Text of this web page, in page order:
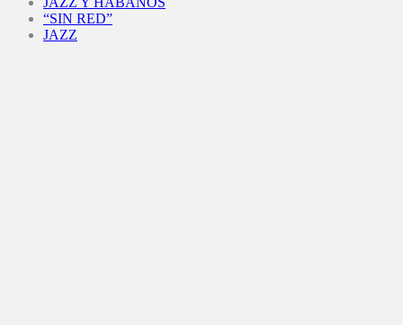
“SIN RED”
JAZZ